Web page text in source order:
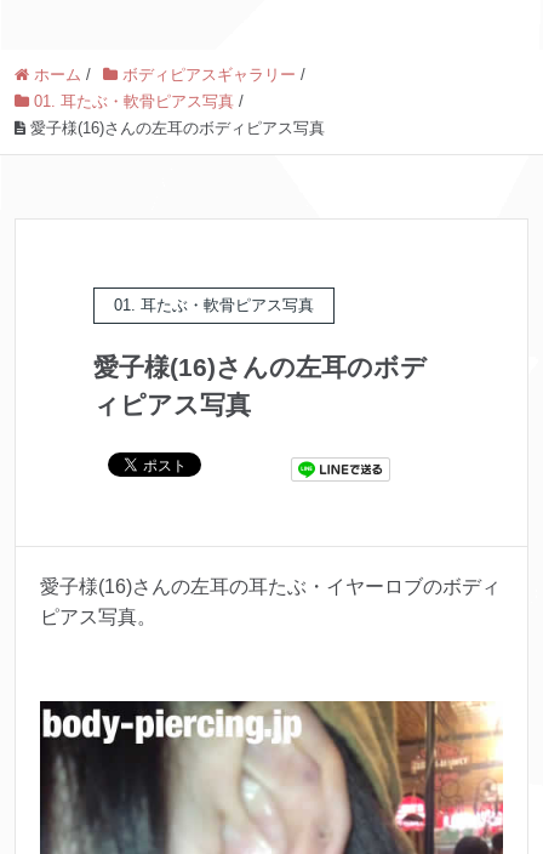
ホーム / ボディピアスギャラリー /
01. 耳たぶ・軟骨ピアス写真 /
愛子様(16)さんの左耳のボディピアス写真
01. 耳たぶ・軟骨ピアス写真
愛子様(16)さんの左耳のボデ
ィピアス写真
愛子様(16)さんの左耳の耳たぶ・イヤーロブのボディ
ピアス写真。